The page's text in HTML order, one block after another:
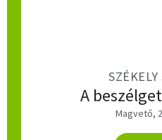
A
Magvető,